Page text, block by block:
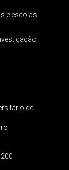
e escolas
de